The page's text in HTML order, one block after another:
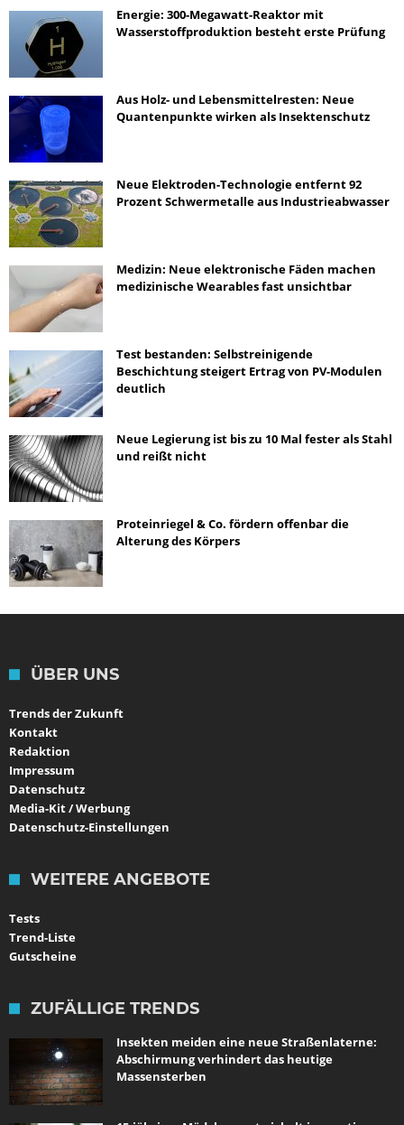
Energie: 300-Megawatt-Reaktor mit
Wasserstoffproduktion besteht erste Prüfung
Aus Holz- und Lebensmittelresten: Neue
Quantenpunkte wirken als Insektenschutz
Neue Elektroden-Technologie entfernt 92
Prozent Schwermetalle aus Industrieabwasser
Medizin: Neue elektronische Fäden machen
medizinische Wearables fast unsichtbar
Test bestanden: Selbstreinigende
Beschichtung steigert Ertrag von PV-Modulen
deutlich
Neue Legierung ist bis zu 10 Mal fester als Stahl
und reißt nicht
Proteinriegel & Co. fördern offenbar die
Alterung des Körpers
ÜBER UNS
Trends der Zukunft
Kontakt
Redaktion
Impressum
Datenschutz
Media-Kit / Werbung
Datenschutz-Einstellungen
WEITERE ANGEBOTE
Tests
Trend-Liste
Gutscheine
ZUFÄLLIGE TRENDS
Insekten meiden eine neue Straßenlaterne:
Abschirmung verhindert das heutige
Massensterben